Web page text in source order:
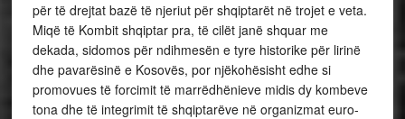
për të drejtat bazë të njeriut për shqiptarët në trojet e veta.
Miqë të Kombit shqiptar pra, të cilët janë shquar me
dekada, sidomos për ndihmesën e tyre historike për lirinë
dhe pavarësinë e Kosovës, por njëkohësisht edhe si
promovues të forcimit të marrëdhënieve midis dy kombeve
tona dhe të integrimit të shqiptarëve në organizmat euro-